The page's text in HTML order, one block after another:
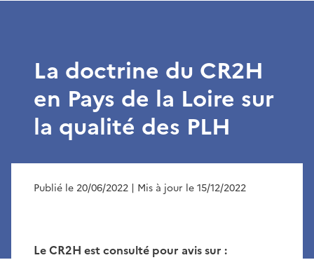
La doctrine du CR2H
en Pays de la Loire sur
la qualité des PLH
Publié le 20/06/2022 | Mis à jour le 15/12/2022
Le CR2H est consulté pour avis sur :